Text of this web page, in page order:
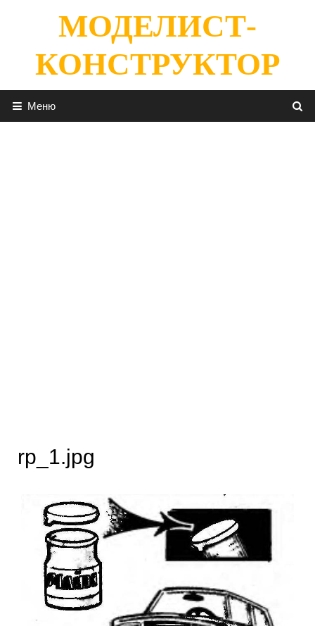
содержимомуМОДЕЛИСТ-
КОНСТРУКТОР
Меню
rp_1.jpg